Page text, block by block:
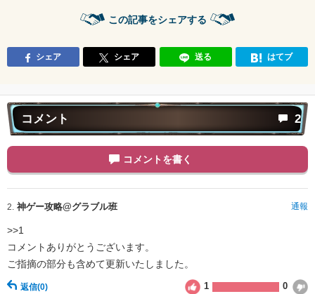
この記事をシェアする
シェア シェア 送る はてブ
コメント 2
コメントを書く
2. 神ゲー攻略@グラブル班 通報
>>1
コメントありがとうございます。
ご指摘の部分も含めて更新いたしました。
返信(0) 1 0